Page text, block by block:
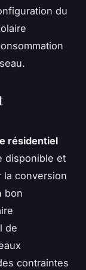
du
résidentiel
disponible et
la conversion
bon
de
contraintes